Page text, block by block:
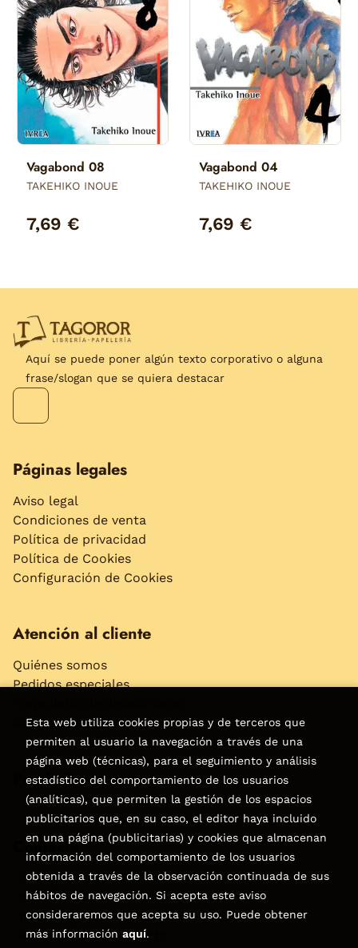
Vagabond 08
TAKEHIKO INOUE
7,69 €
Vagabond 04
TAKEHIKO INOUE
7,69 €
Aquí se puede poner algún texto corporativo o alguna
frase/slogan que se quiera destacar
Páginas legales
Aviso legal
Condiciones de venta
Política de privacidad
Política de Cookies
Configuración de Cookies
Atención al cliente
Quiénes somos
Pedidos especiales
Accesibilidad
Puede interesarte
Contacto
C/Virgen de la Peña, 15
928858050–928531142
pedidos@libreriatagoror.com
Formulario de contacto
Esta web utiliza cookies propias y de terceros que
permiten al usuario la navegación a través de una
página web (técnicas), para el seguimiento y análisis
estadístico del comportamiento de los usuarios
(analíticas), que permiten la gestión de los espacios
publicitarios que, en su caso, el editor haya incluido
en una página (publicitarias) y cookies que almacenan
información del comportamiento de los usuarios
obtenida a través de la observación continuada de sus
hábitos de navegación. Si acepta este aviso
consideraremos que acepta su uso. Puede obtener
más información aquí.